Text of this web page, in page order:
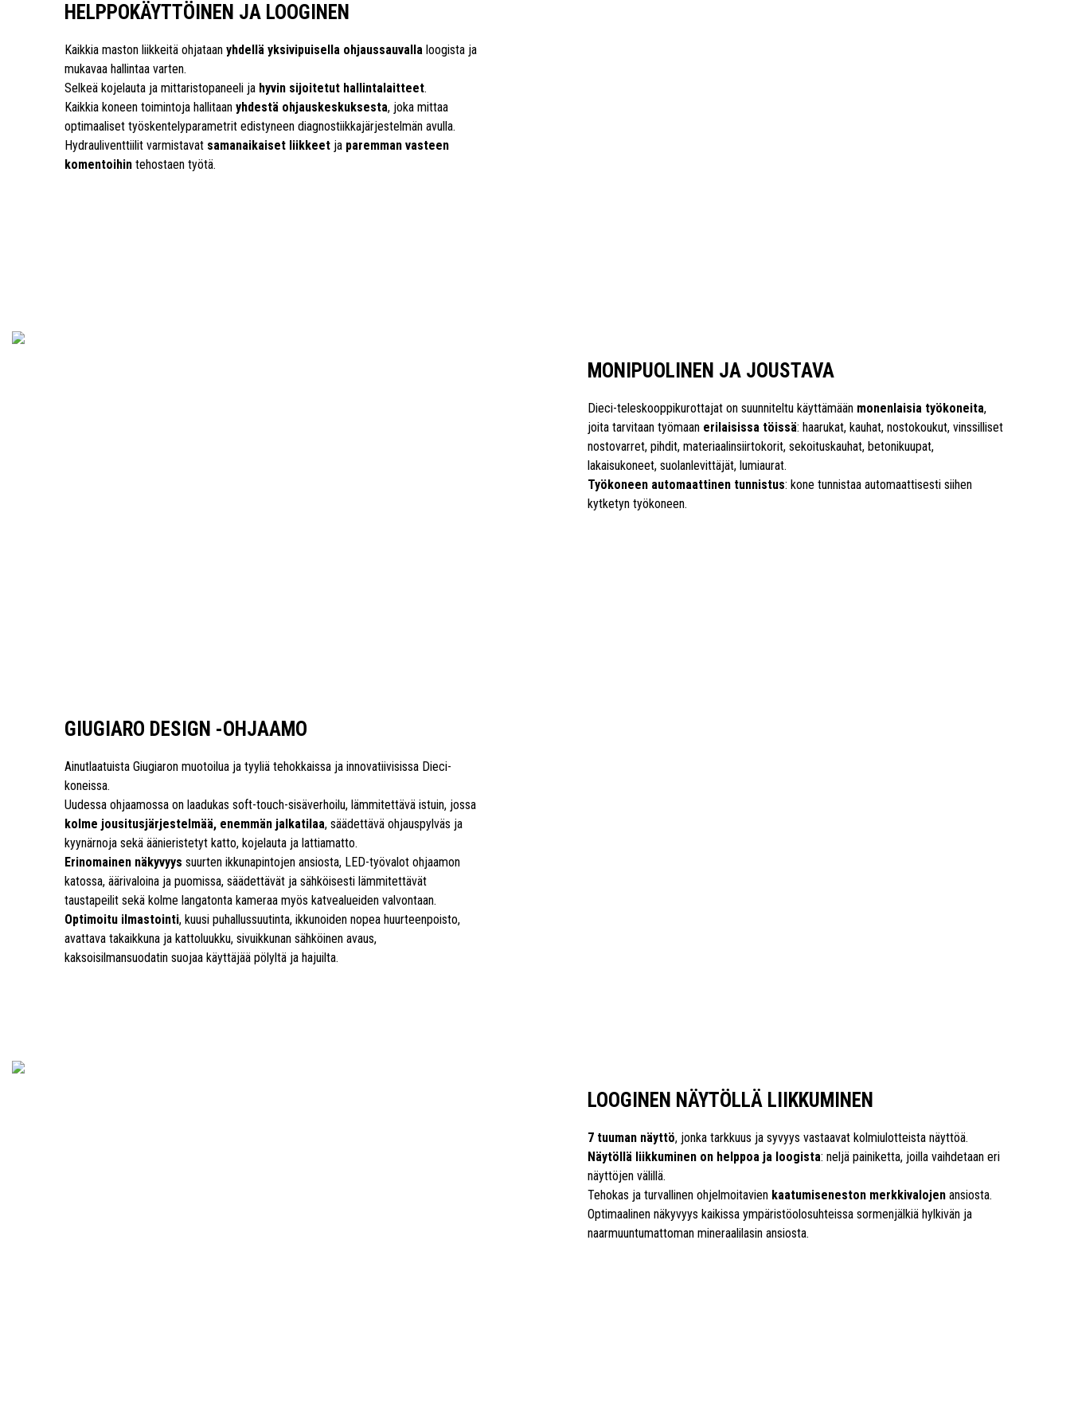
HELPPOKÄYTTÖINEN JA LOOGINEN
Kaikkia maston liikkeitä ohjataan yhdellä yksivipuisella ohjaussauvallaloogista ja
mukavaa hallintaa varten.
Selkeä kojelauta ja mittaristopaneeli ja hyvin sijoitetut hallintalaitteet.
Kaikkia koneen toimintoja hallitaan yhdestä ohjauskeskuksesta, joka mittaa
optimaaliset työskentelyparametrit edistyneen diagnostiikkajärjestelmän avulla.
Hydrauliventtiilit varmistavat samanaikaiset liikkeetja paremman vasteen
komentoihintehostaen työtä.
MONIPUOLINEN JA JOUSTAVA
Dieci-teleskooppikurottajat on suunniteltu käyttämään monenlaisia työkoneita,
joita tarvitaan työmaan erilaisissa töissä: haarukat, kauhat, nostokoukut, vinssilliset
nostovarret, pihdit, materiaalinsiirtokorit, sekoituskauhat, betonikuupat,
lakaisukoneet, suolanlevittäjät, lumiaurat.
Työkoneen automaattinen tunnistus: kone tunnistaa automaattisesti siihen
kytketyn työkoneen.
GIUGIARO DESIGN -OHJAAMO
Ainutlaatuista Giugiaron muotoilua ja tyyliä tehokkaissa ja innovatiivisissa Dieci-
koneissa.
Uudessa ohjaamossa on laadukas soft-touch-sisäverhoilu, lämmitettävä istuin, jossa
kolme jousitusjärjestelmää, enemmän jalkatilaa, säädettävä ohjauspylväs ja
kyynärnoja sekä äänieristetyt katto, kojelauta ja lattiamatto.
Erinomainen näkyvyys suurten ikkunapintojen ansiosta, LED-työvalot ohjaamon
katossa, äärivaloina ja puomissa, säädettävät ja sähköisesti lämmitettävät
taustapeilit sekä kolme langatonta kameraa myös katvealueiden valvontaan.
Optimoitu ilmastointi, kuusi puhallussuutinta, ikkunoiden nopea huurteenpoisto,
avattava takaikkuna ja kattoluukku, sivuikkunan sähköinen avaus,
kaksoisilmansuodatin suojaa käyttäjää pölyltä ja hajuilta.
LOOGINEN NÄYTÖLLÄ LIIKKUMINEN
7 tuuman näyttö, jonka tarkkuus ja syvyys vastaavat kolmiulotteista näyttöä.
Näytöllä liikkuminen on helppoa ja loogista: neljä painiketta, joilla vaihdetaan eri
näyttöjen välillä.
Tehokas ja turvallinen ohjelmoitavien kaatumiseneston merkkivalojenansiosta.
Optimaalinen näkyvyys kaikissa ympäristöolosuhteissa sormenjälkiä hylkivän ja
naarmuuntumattoman mineraalilasin ansiosta.